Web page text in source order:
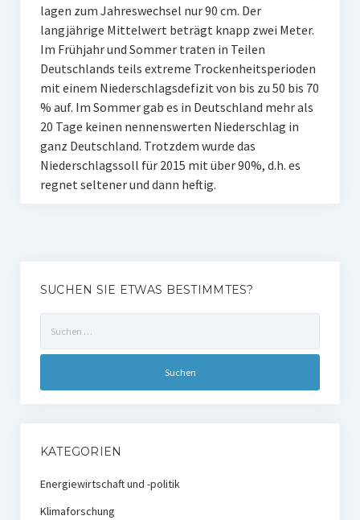
lagen zum Jahreswechsel nur 90 cm. Der
langjährige Mittelwert beträgt knapp zwei Meter.
Im Frühjahr und Sommer traten in Teilen
Deutschlands teils extreme Trockenheitsperioden
mit einem Niederschlagsdefizit von bis zu 50 bis 70
% auf. Im Sommer gab es in Deutschland mehr als
20 Tage keinen nennenswerten Niederschlag in
ganz Deutschland. Trotzdem wurde das
Niederschlagssoll für 2015 mit über 90%, d.h. es
regnet seltener und dann heftig.
SUCHEN SIE ETWAS BESTIMMTES?
nach:
KATEGORIEN
Energiewirtschaft und -politik
Klimaforschung